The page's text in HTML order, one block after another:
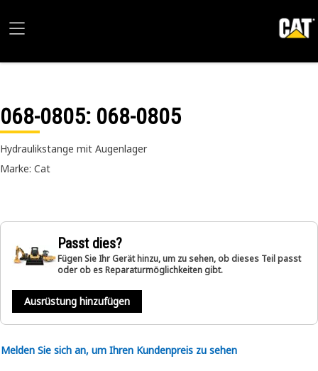
068-0805: 068-0805
Hydraulikstange mit Augenlager
Marke: Cat
Passt dies?
Fügen Sie Ihr Gerät hinzu, um zu sehen, ob dieses Teil passt
oder ob es Reparaturmöglichkeiten gibt.
Ausrüstung hinzufügen
Melden Sie sich an, um Ihren Kundenpreis zu sehen